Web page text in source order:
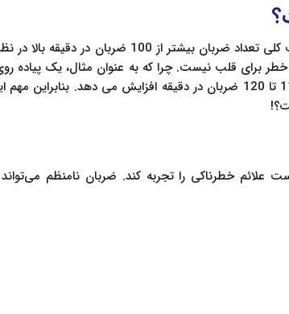
ضربان قلب به خودی خود خطرناک نیست. در حالت کلی تعداد ضربان بیشتر از 100
تا 15 دقیقه ای به طور معمول ضربان قلب را به 110 تا 120 ضربان در دقیقه افزایش می دهد.
خطرناکی را تجربه کند. ضربان نامنظم